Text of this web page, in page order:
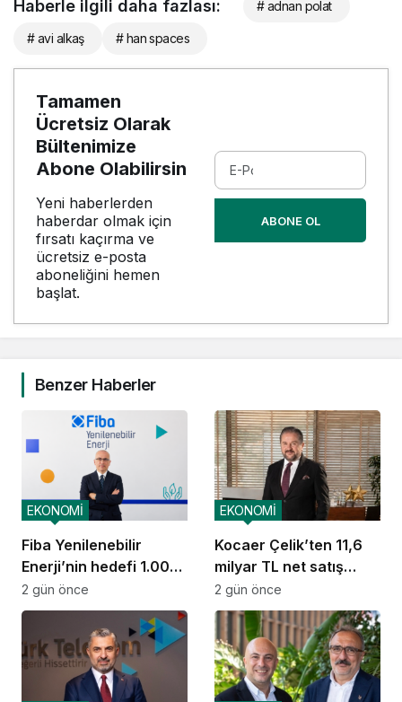
Haberle ilgili daha fazlası: # adnan polat
# avi alkaş # han spaces
Tamamen
Ücretsiz Olarak
Bültenimize
Abone Olabilirsin
Yeni haberlerden
haberdar olmak için
fırsatı kaçırma ve
ücretsiz e-posta
aboneliğini hemen
başlat.
ABONE OL
Benzer Haberler
Fiba Yenilenebilir
Enerji’nin hedefi 1.000
MW
EKONOMİ
2 gün önce
Kocaer Çelik’ten 11,6
milyar TL net satış
geliri
EKONOMİ
2 gün önce